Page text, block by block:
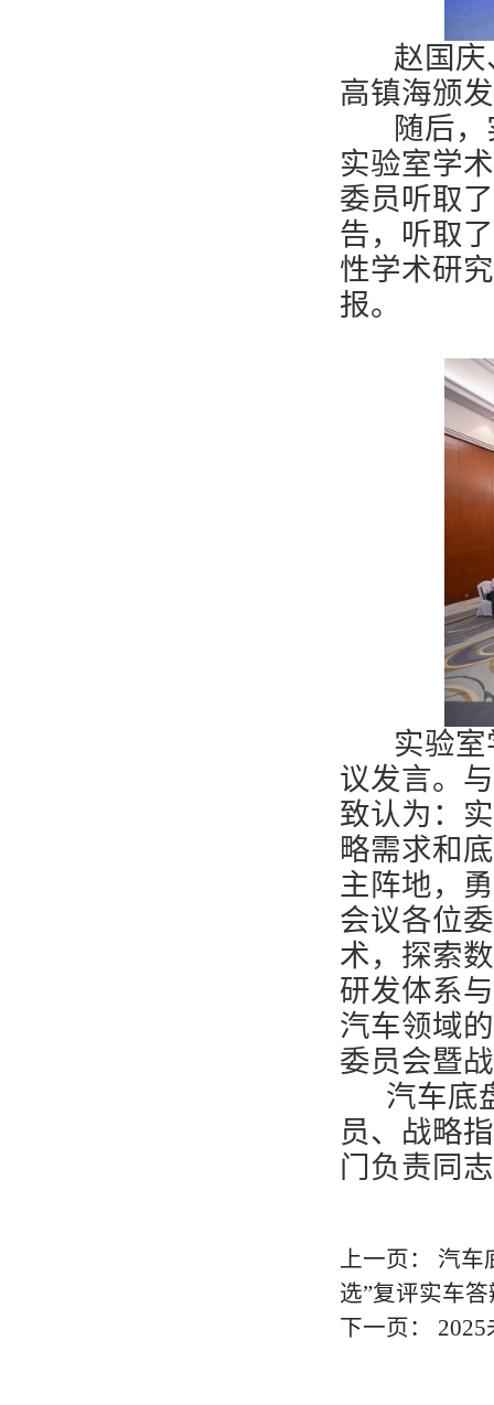
赵国庆
高镇海颁
随后，
实验室学
委员听取
告，听取
性学术研
报。
实验室
议发言。
致认为：
略需求和
主阵地，
会议各位
术，探索
研发体系
汽车领域
委员会暨
汽车底
员、战略
门负责同
上一页： 汽车
选”复评实车
下一页：